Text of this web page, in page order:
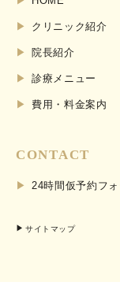
クリニック紹介
院長紹介
診療メニュー
費用・料金案内
CONTACT
24時間仮予約フ
サイトマップ